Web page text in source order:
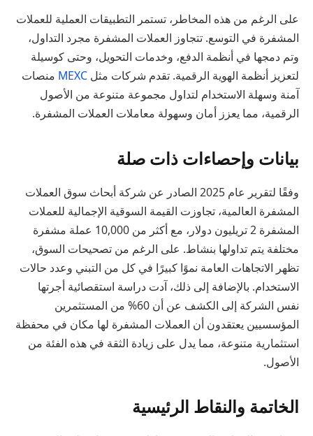
على الرغم من هذه المخاطر، تستمر التطبيقات العملية للعملات
المشفرة في التوسع. تتجاوز العملات المشفرة مجرد التداول،
وتم دمجها في أنظمة الدفع، وخدمات التحويل، وحتى كوسيلة
لتعزيز أنظمة الهوية الرقمية. تقدم شركات مثل MEXC منصات
آمنة وسهلة الاستخدام لتداول مجموعة متنوعة من الأصول
الرقمية، مما يعزز أمان وسهولة معاملات العملات المشفرة.
بيانات وإحصاءات ذات صلة
وفقًا لتقرير عام 2025 الصادر عن شركة أبحاث سوق العملات
المشفرة العالمية، تجاوزت القيمة السوقية الإجمالية للعملات
المشفرة 2 تريليون دولار، مع أكثر من 10,000 عملة مشفرة
مختلفة يتم تداولها بنشاط. على الرغم من تصحيحات السوق،
تظهر الاتجاهات العامة نموًا كبيرًا في كل من التبني وعدد حالات
الاستخدام. بالإضافة إلى ذلك، آدت دراسة استقصائية أجرتها
نفس الشركة إلى الكشف عن أن 60% من المستثمرين
المؤسسيين يعتقدون أن العملات المشفرة لها مكان في محفظة
استثمارية متنوعة، مما يدل على زيادة الثقة في هذه الفئة من
الأصول.
الخاتمة والنقاط الرئيسية